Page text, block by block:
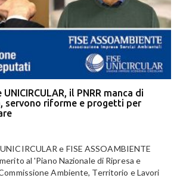
UNICIRCULAR, il PNRR manca di
servono riforme e progetti per
e FISE ASSOAMBIENTE
al 'Piano Nazionale di Ripresa e
Ambiente, Territorio e Lavori